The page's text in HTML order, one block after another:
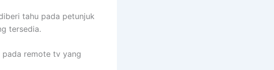
tahu pada petunjuk
tersedia.
pada remote tv yang